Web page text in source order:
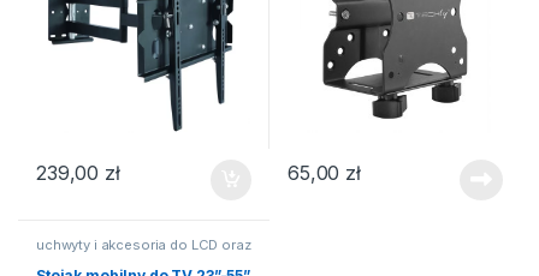
239,00 zł 65,00 zł
uchwyty i akcesoria do LCD oraz